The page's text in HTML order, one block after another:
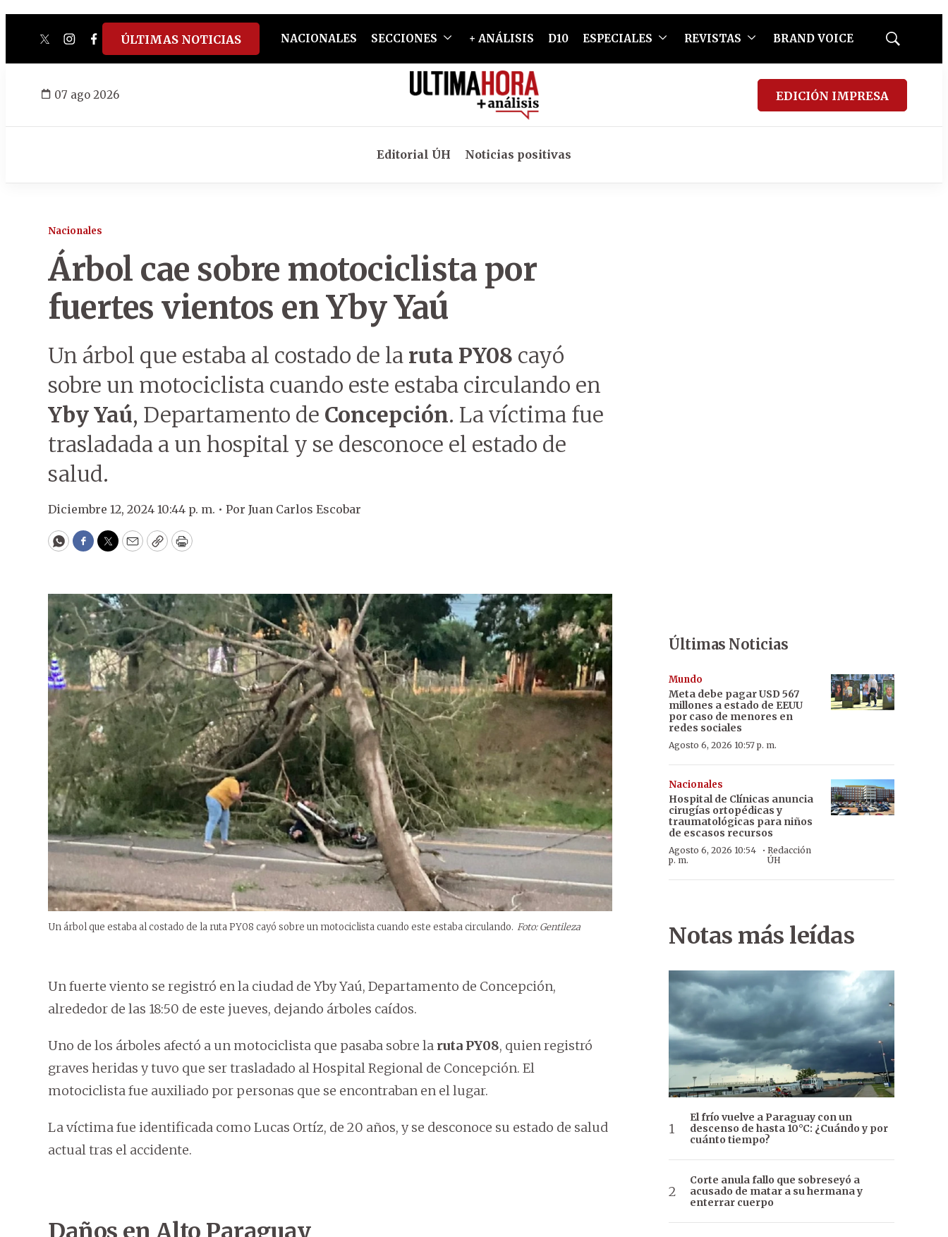
twitterinstagram
facebook
tiktokyoutube
spotify
ÚLTIMAS NOTICIAS NACIONALES SECCIONES + ANÁLISIS D10 ESPECIALES REVISTAS BRAND VOICE
Mostrar
07 ago 2026 EDICIÓN IMPRESA
Editorial ÚH Noticias positivas
Nacionales
Árbol cae sobre motociclista por
fuertes vientos en Yby Yaú
Un árbol que estaba al costado de la ruta PY08 cayó
sobre un motociclista cuando este estaba circulando en
Yby Yaú, Departamento de Concepción. La víctima fue
trasladada a un hospital y se desconoce el estado de
salud.
Diciembre 12, 2024 10:44 p. m. • Por Juan Carlos Escobar
WhatsApp
Facebook
Twitter
EmailCopyPrint
Un árbol que estaba al costado de la ruta PY08 cayó sobre un motociclista cuando este estaba circulando. Foto: Gentileza
Un fuerte viento se registró en la ciudad de Yby Yaú, Departamento de Concepción,
alrededor de las 18:50 de este jueves, dejando árboles caídos.
Uno de los árboles afectó a un motociclista que pasaba sobre la ruta PY08, quien registró
graves heridas y tuvo que ser trasladado al Hospital Regional de Concepción. El
motociclista fue auxiliado por personas que se encontraban en el lugar.
La víctima fue identificada como Lucas Ortíz, de 20 años, y se desconoce su estado de salud
actual tras el accidente.
Últimas Noticias
Mundo
Meta debe pagar USD 567
millones a estado de EEUU
por caso de menores en
redes sociales
Agosto 6, 2026 10:57 p. m.
Nacionales
Hospital de Clínicas anuncia
cirugías ortopédicas y
traumatológicas para niños
de escasos recursos
Agosto 6, 2026 10:54
p. m.
· Redacción
ÚH
Notas más leídas
El frío vuelve a Paraguay con un
descenso de hasta 10°C: ¿Cuándo y por
cuánto tiempo?
Corte anula fallo que sobreseyó a
acusado de matar a su hermana y
enterrar cuerpo